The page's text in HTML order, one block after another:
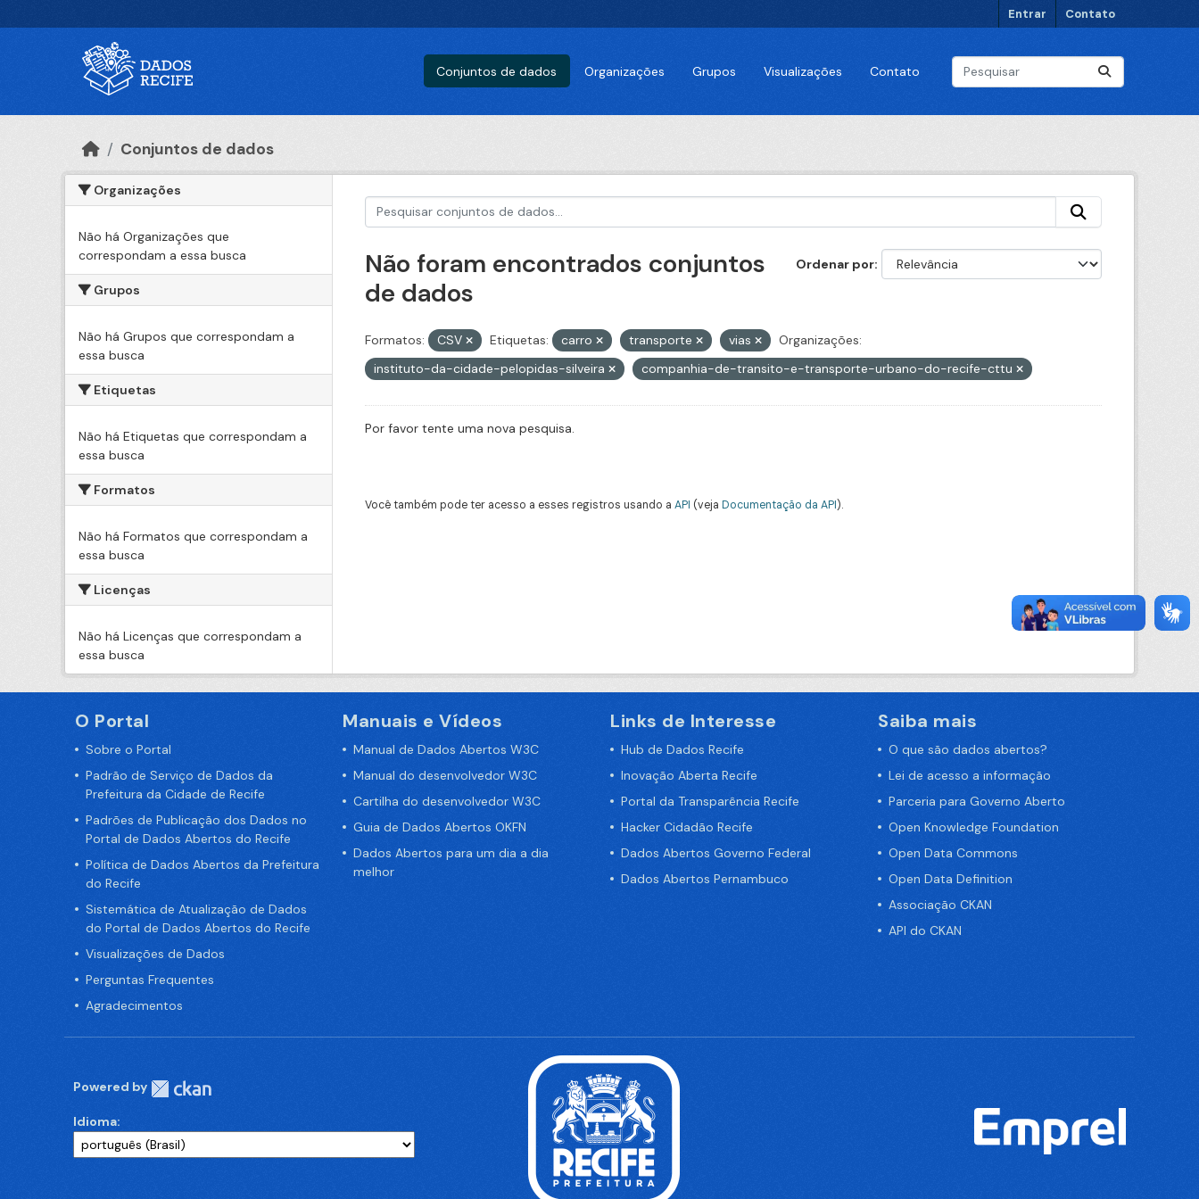
Entrar Contato
Conjuntos de dados Organizações Grupos Visualizações Contato
Conjuntos de dados
Organizações
Não há Organizações que
correspondam a essa busca
Grupos
Não há Grupos que correspondam a
essa busca
Etiquetas
Não há Etiquetas que correspondam a
essa busca
Formatos
Não há Formatos que correspondam a
essa busca
Licenças
Não há Licenças que correspondam a
essa busca
Ordenar por
Não foram encontrados conjuntos
de dados
Formatos: CSV Etiquetas: carro transporte vias
Organizações:
instituto-da-cidade-pelopidas-silveira
companhia-de-transito-e-transporte-urbano-do-recife-cttu
Por favor tente uma nova pesquisa.
Você também pode ter acesso a esses registros usando a API (veja Documentação da API).
O Portal
Sobre o Portal
Padrão de Serviço de Dados da
Prefeitura da Cidade de Recife
Padrões de Publicação dos Dados no
Portal de Dados Abertos do Recife
Política de Dados Abertos da Prefeitura
do Recife
Sistemática de Atualização de Dados
do Portal de Dados Abertos do Recife
Visualizações de Dados
Perguntas Frequentes
Agradecimentos
Manuais e Vídeos
Manual de Dados Abertos W3C
Manual do desenvolvedor W3C
Cartilha do desenvolvedor W3C
Guia de Dados Abertos OKFN
Dados Abertos para um dia a dia
melhor
Links de Interesse
Hub de Dados Recife
Inovação Aberta Recife
Portal da Transparência Recife
Hacker Cidadão Recife
Dados Abertos Governo Federal
Dados Abertos Pernambuco
Saiba mais
O que são dados abertos?
Lei de acesso a informação
Parceria para Governo Aberto
Open Knowledge Foundation
Open Data Commons
Open Data Definition
Associação CKAN
API do CKAN
Powered by
Idioma